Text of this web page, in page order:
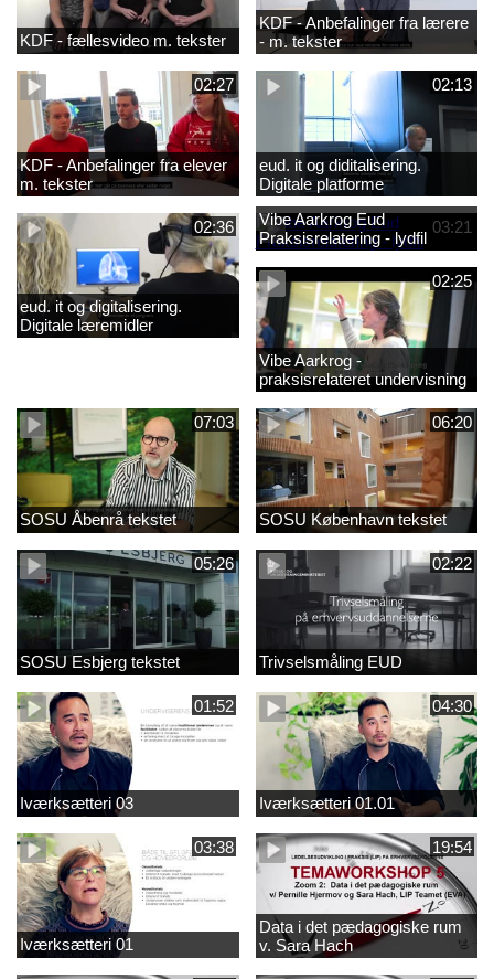
KDF - fællesvideo m. tekster
KDF - Anbefalinger fra lærere
- m. tekster
02:27
KDF - Anbefalinger fra elever
m. tekster
02:13
eud. it og diditalisering.
Digitale platforme
02:36
eud. it og digitalisering.
Digitale læremidler
03:21
Vibe Aarkrog Eud
Praksisrelatering - lydfil
02:25
Vibe Aarkrog -
praksisrelateret undervisning
07:03
SOSU Åbenrå tekstet
06:20
SOSU København tekstet
05:26
SOSU Esbjerg tekstet
02:22
Trivselsmåling EUD
01:52
Iværksætteri 03
04:30
Iværksætteri 01.01
03:38
Iværksætteri 01
19:54
Data i det pædagogiske rum
v. Sara Hach